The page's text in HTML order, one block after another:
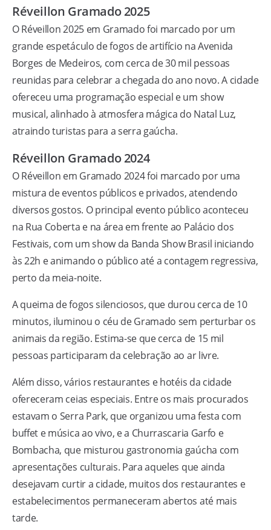
Réveillon Gramado 2025
O Réveillon 2025 em Gramado foi marcado por um
grande espetáculo de fogos de artifício na Avenida
Borges de Medeiros, com cerca de 30 mil pessoas
reunidas para celebrar a chegada do ano novo. A cidade
ofereceu uma programação especial e um show
musical, alinhado à atmosfera mágica do Natal Luz,
atraindo turistas para a serra gaúcha.
Réveillon Gramado 2024
O Réveillon em Gramado 2024 foi marcado por uma
mistura de eventos públicos e privados, atendendo
diversos gostos. O principal evento público aconteceu
na Rua Coberta e na área em frente ao Palácio dos
Festivais, com um show da Banda Show Brasil iniciando
às 22h e animando o público até a contagem regressiva,
perto da meia-noite.
A queima de fogos silenciosos, que durou cerca de 10
minutos, iluminou o céu de Gramado sem perturbar os
animais da região. Estima-se que cerca de 15 mil
pessoas participaram da celebração ao ar livre.
Além disso, vários restaurantes e hotéis da cidade
ofereceram ceias especiais. Entre os mais procurados
estavam o Serra Park, que organizou uma festa com
buffet e música ao vivo, e a Churrascaria Garfo e
Bombacha, que misturou gastronomia gaúcha com
apresentações culturais. Para aqueles que ainda
desejavam curtir a cidade, muitos dos restaurantes e
estabelecimentos permaneceram abertos até mais
tarde.